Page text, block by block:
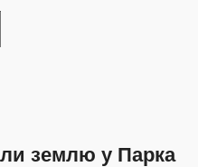
землю у Парка